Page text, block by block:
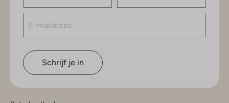
Schrijf je in